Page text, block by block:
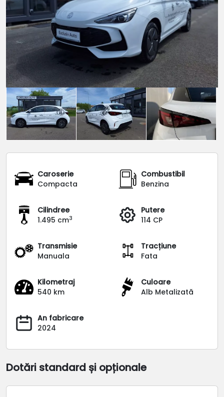
Caroserie
Compacta
Combustibil
Benzina
Cilindree
1.495 cm3
Putere
114 CP
Transmisie
Manuala
Tracțiune
Fata
Kilometraj
540 km
Culoare
Alb Metalizată
An fabricare
2024
Dotări standard și opționale